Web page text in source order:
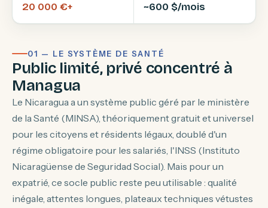
20 000 €+ ~600 $/mois
01 — LE SYSTÈME DE SANTÉ
Public limité, privé concentré à
Managua
Le Nicaragua a un système public géré par le ministère
de la Santé (MINSA), théoriquement gratuit et universel
pour les citoyens et résidents légaux, doublé d'un
régime obligatoire pour les salariés, l'INSS (Instituto
Nicaragüense de Seguridad Social). Mais pour un
expatrié, ce socle public reste peu utilisable : qualité
inégale, attentes longues, plateaux techniques vétustes